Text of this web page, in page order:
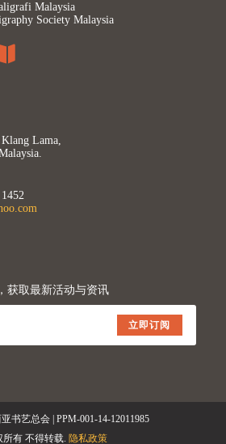
Malaysia
Society Malaysia
Lama,
获取最新活动与资讯
立即订阅
书艺总会 | PPM-001-14-12011985
所有 不得转载. 隐私政策